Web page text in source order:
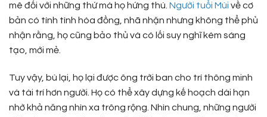
mê đối với những thứ mà họ hứng thú. Người tuổi Mùi về cơ
bản có tính tình hòa đồng, nhã nhặn nhưng không thể phủ
nhận rằng, họ cũng bảo thủ và có lối suy nghĩ kém sáng
tạo, mới mẻ.
Tuy vậy, bù lại, họ lại được ông trời ban cho trí thông minh
và tài trí hơn người. Họ có thể xây dựng kế hoạch dài hạn
nhờ khả năng nhìn xa trông rộng. Nhìn chung, những người